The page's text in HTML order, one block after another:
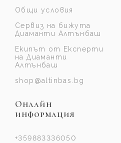
Общи условия
Сервиз на бижута
Диаманти Алтънбаш
Екипът от Експерти
на Диаманти
Алтънбаш
shop@altinbas.bg
Онлайн
информация
+359883336050